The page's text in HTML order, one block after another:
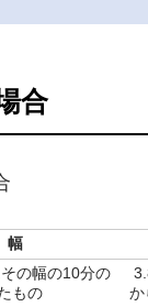
合
幅
の幅の10分の
もの
か